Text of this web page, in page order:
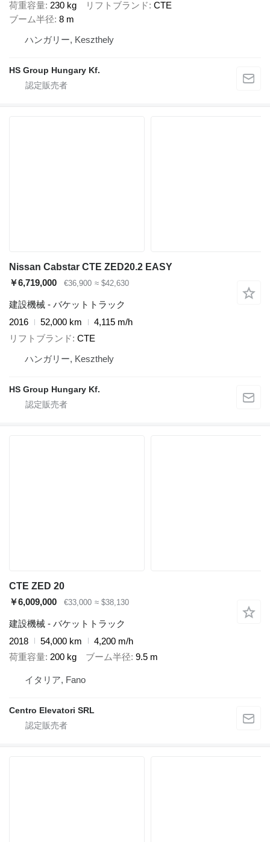
荷重容量 230 kg リフトブランド CTE
ブーム半径 8 m
ハンガリー, Keszthely
HS Group Hungary Kf.
Nissan Cabstar CTE ZED20.2 EASY
￥6,719,000
€36,900 ≈ $42,630
建設機械 - バケットトラック
2016
52,000 km
4,115 m/h
リフトブランド CTE
ハンガリー, Keszthely
HS Group Hungary Kf.
CTE ZED 20
￥6,009,000
€33,000 ≈ $38,130
建設機械 - バケットトラック
2018
54,000 km
4,200 m/h
荷重容量 200 kg ブーム半径 9.5 m
イタリア, Fano
Centro Elevatori SRL